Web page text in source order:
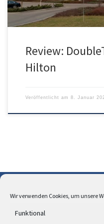
Wir verwenden Cookies, um unsere
Funktional
Review:
Hilton
Veröffentlicht am 8. Januar
Über uns